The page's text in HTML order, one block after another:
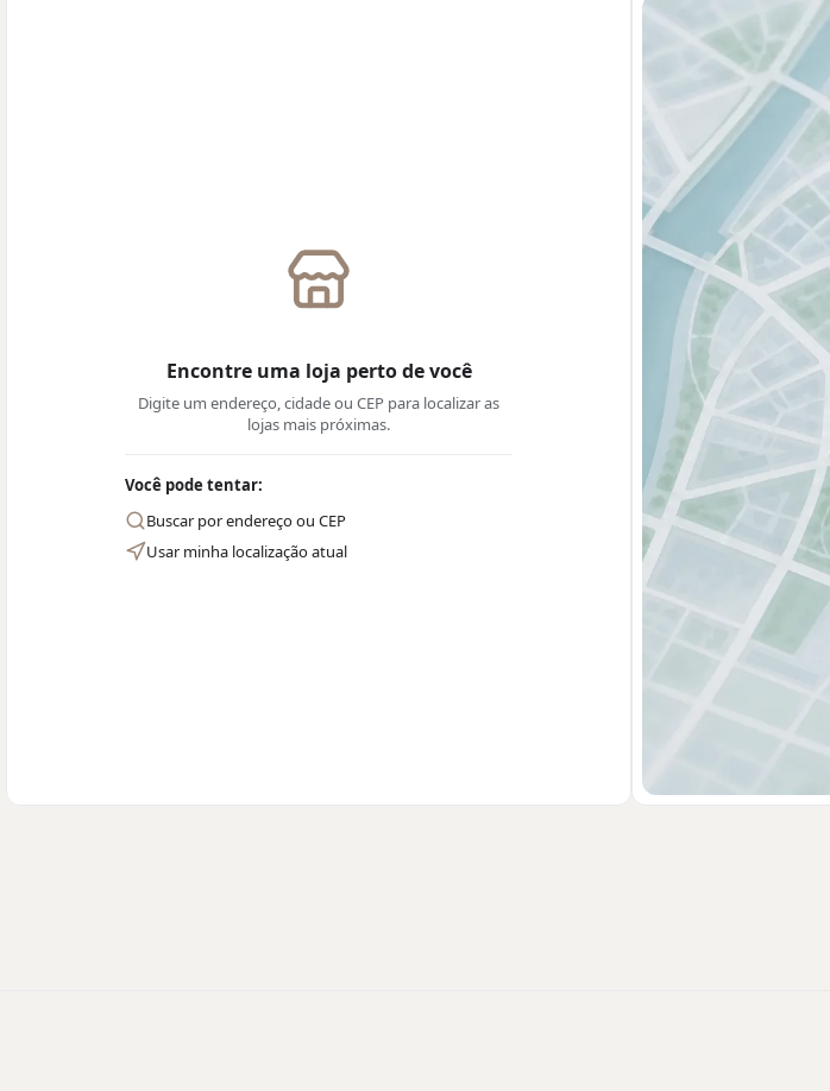
Encontre uma loja perto de você
Digite um endereço, cidade ou CEP para localizar as
lojas mais próximas.
Você pode tentar:
Buscar por endereço ou CEP
Usar minha localização atual